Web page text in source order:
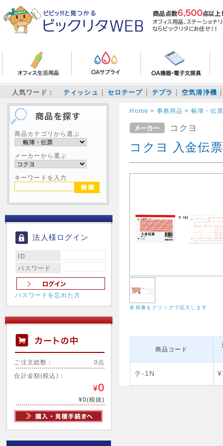
人気ワード： ティッシュ セロテープ テプラ 空気清浄機
商品カテゴリから選ぶ
メーカーから選ぶ
キーワードを入力
法人様ログイン
ID
パスワード
パスワードを忘れた方
ご注文総数： 0点
合計金額(税込)：
¥0
¥0(税抜)
Home > 事務用品 > 帳簿・伝
コクヨ
コクヨ 入金伝
各画像をクリックで拡大します
商品コード
テ-1N